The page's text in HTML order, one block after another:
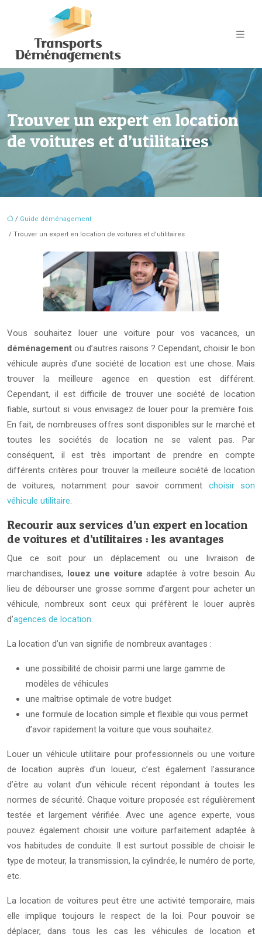
Trouver un expert en location
de voitures et d’utilitaires
/ Guide déménagement
/ Trouver un expert en location de voitures et d’utilitaires
Vous souhaitez louer une voiture pour vos vacances, un
déménagement ou d’autres raisons ? Cependant, choisir le bon
véhicule auprès d’une société de location est une chose. Mais
trouver la meilleure agence en question est différent.
Cependant, il est difficile de trouver une société de location
fiable, surtout si vous envisagez de louer pour la première fois.
En fait, de nombreuses offres sont disponibles sur le marché et
toutes les sociétés de location ne se valent pas. Par
conséquent, il est très important de prendre en compte
différents critères pour trouver la meilleure société de location
de voitures, notamment pour savoir comment choisir son
véhicule utilitaire.
Recourir aux services d’un expert en location
de voitures et d’utilitaires : les avantages
Que ce soit pour un déplacement ou une livraison de
marchandises, louez une voiture adaptée à votre besoin. Au
lieu de débourser une grosse somme d’argent pour acheter un
véhicule, nombreux sont ceux qui préfèrent le louer auprès
d’agences de location.
La location d’un van signifie de nombreux avantages :
une possibilité de choisir parmi une large gamme de
modèles de véhicules
une maîtrise optimale de votre budget
une formule de location simple et flexible qui vous permet
d’avoir rapidement la voiture que vous souhaitez.
Louer un véhicule utilitaire pour professionnels ou une voiture
de location auprès d’un loueur, c’est également l’assurance
d’être au volant d’un véhicule récent répondant à toutes les
normes de sécurité. Chaque voiture proposée est régulièrement
testée et largement vérifiée. Avec une agence experte, vous
pouvez également choisir une voiture parfaitement adaptée à
vos habitudes de conduite. Il est surtout possible de choisir le
type de moteur, la transmission, la cylindrée, le numéro de porte,
etc.
La location de voitures peut être une activité temporaire, mais
elle implique toujours le respect de la loi. Pour pouvoir se
déplacer, dans tous les cas les véhicules de location et